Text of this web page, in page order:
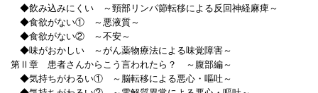
◆飲み込みにくい ～頸部リンパ節転移による反回神経麻痺～
◆食欲がない① ～悪液質～
◆食欲がない② ～不安～
◆味がおかしい ～がん薬物療法による味覚障害～
第Ⅱ章 患者さんからこう言われたら？ ～腹部編～
◆気持ちがわるい① ～脳転移による悪心・嘔吐～